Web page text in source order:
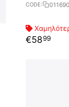
CODE:
€5899